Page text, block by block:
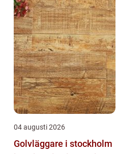
04 augusti 2026
Golvläggare i stockholm